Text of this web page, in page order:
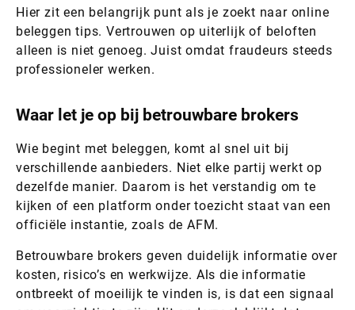
Hier zit een belangrijk punt als je zoekt naar online
beleggen tips. Vertrouwen op uiterlijk of beloften
alleen is niet genoeg. Juist omdat fraudeurs steeds
professioneler werken.
Waar let je op bij betrouwbare brokers
Wie begint met beleggen, komt al snel uit bij
verschillende aanbieders. Niet elke partij werkt op
dezelfde manier. Daarom is het verstandig om te
kijken of een platform onder toezicht staat van een
officiële instantie, zoals de AFM.
Betrouwbare brokers geven duidelijk informatie over
kosten, risico’s en werkwijze. Als die informatie
ontbreekt of moeilijk te vinden is, is dat een signaal